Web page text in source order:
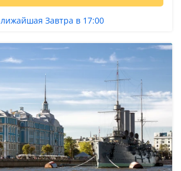
Завтра в 17:00